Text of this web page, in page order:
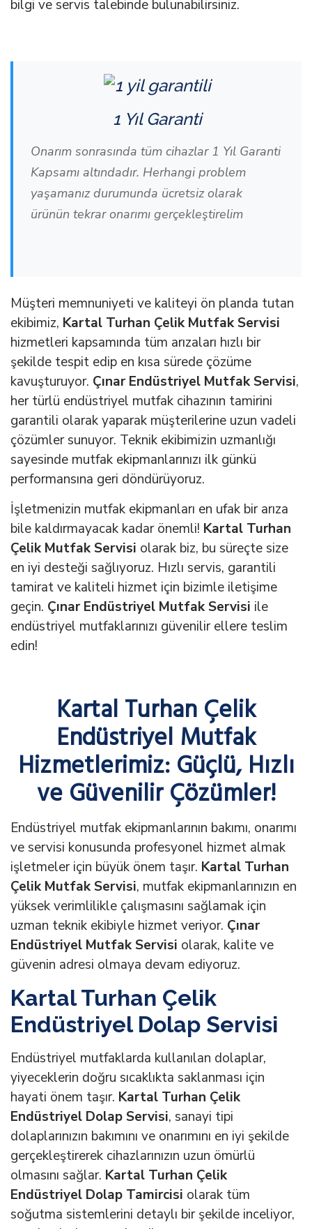
bilgi ve servis talebinde bulunabilirsiniz.
1 Yıl Garanti
Onarım sonrasında tüm cihazlar 1 Yıl Garanti
Kapsamı altındadır. Herhangi problem
yaşamanız durumunda ücretsiz olarak
ürünün tekrar onarımı gerçekleştirelim
Müşteri memnuniyeti ve kaliteyi ön planda tutan
ekibimiz, Kartal Turhan Çelik Mutfak Servisi
hizmetleri kapsamında tüm arızaları hızlı bir
şekilde tespit edip en kısa sürede çözüme
kavuşturuyor. Çınar Endüstriyel Mutfak Servisi,
her türlü endüstriyel mutfak cihazının tamirini
garantili olarak yaparak müşterilerine uzun vadeli
çözümler sunuyor. Teknik ekibimizin uzmanlığı
sayesinde mutfak ekipmanlarınızı ilk günkü
performansına geri döndürüyoruz.
İşletmenizin mutfak ekipmanları en ufak bir arıza
bile kaldırmayacak kadar önemli! Kartal Turhan
Çelik Mutfak Servisi olarak biz, bu süreçte size
en iyi desteği sağlıyoruz. Hızlı servis, garantili
tamirat ve kaliteli hizmet için bizimle iletişime
geçin. Çınar Endüstriyel Mutfak Servisi ile
endüstriyel mutfaklarınızı güvenilir ellere teslim
edin!
Kartal Turhan Çelik
Endüstriyel Mutfak
Hizmetlerimiz: Güçlü, Hızlı
ve Güvenilir Çözümler!
Endüstriyel mutfak ekipmanlarının bakımı, onarımı
ve servisi konusunda profesyonel hizmet almak
işletmeler için büyük önem taşır. Kartal Turhan
Çelik Mutfak Servisi, mutfak ekipmanlarınızın en
yüksek verimlilikle çalışmasını sağlamak için
uzman teknik ekibiyle hizmet veriyor. Çınar
Endüstriyel Mutfak Servisi olarak, kalite ve
güvenin adresi olmaya devam ediyoruz.
Kartal Turhan Çelik
Endüstriyel Dolap Servisi
Endüstriyel mutfaklarda kullanılan dolaplar,
yiyeceklerin doğru sıcaklıkta saklanması için
hayati önem taşır. Kartal Turhan Çelik
Endüstriyel Dolap Servisi, sanayi tipi
dolaplarınızın bakımını ve onarımını en iyi şekilde
gerçekleştirerek cihazlarınızın uzun ömürlü
olmasını sağlar. Kartal Turhan Çelik
Endüstriyel Dolap Tamircisi olarak tüm
soğutma sistemlerini detaylı bir şekilde inceliyor,